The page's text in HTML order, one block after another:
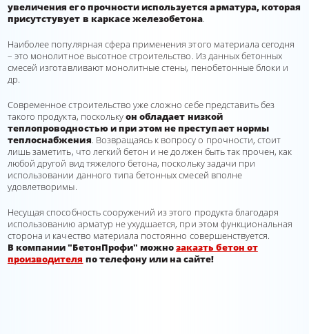
увеличения его прочности используется арматура, которая
присутстувует в каркасе железобетона.
Наиболее популярная сфера применения этого материала сегодня
– это монолитное высотное строительство. Из данных бетонных
смесей изготавливают монолитные стены, пенобетонные блоки и
др.
Современное строительство уже сложно себе представить без
такого продукта, посколькуон обладает низкой
теплопроводностью и при этом не преступает нормы
теплоснабжения. Возвращаясь к вопросу о прочности, стоит
лишь заметить, что легкий бетон и не должен быть так прочен, как
любой другой вид тяжелого бетона, поскольку задачи при
использовании данного типа бетонных смесей вполне
удовлетворимы.
Несущая способность сооружений из этого продукта благодаря
использованию арматур не ухудшается, при этом функциональная
сторона и качество материала постоянно совершенствуется.
В компании "БетонПрофи" можнозаказть бетон от
производителя по телефону или на сайте!